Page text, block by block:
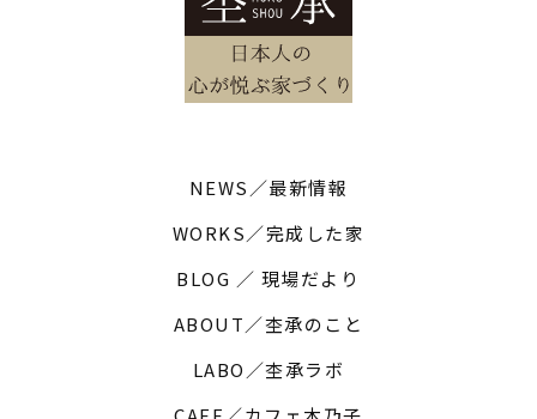
NEWS／最新情報
WORKS／完成した家
BLOG ／ 現場だより
ABOUT／杢承のこと
LABO／杢承ラボ